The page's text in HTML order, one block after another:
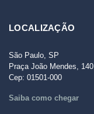
LOCALIZAÇÃO
São Paulo, SP
Praça João Mendes, 140
Cep: 01501-000
Saiba como chegar